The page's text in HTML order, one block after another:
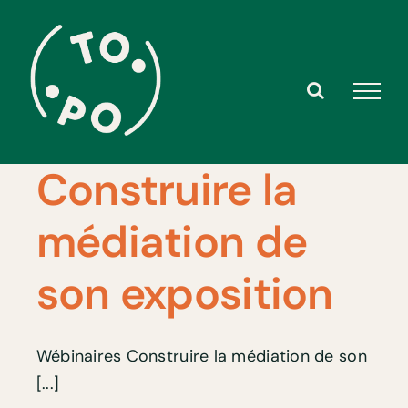
content
Construire la
médiation de
son exposition
Wébinaires Construire la médiation de son
[...]